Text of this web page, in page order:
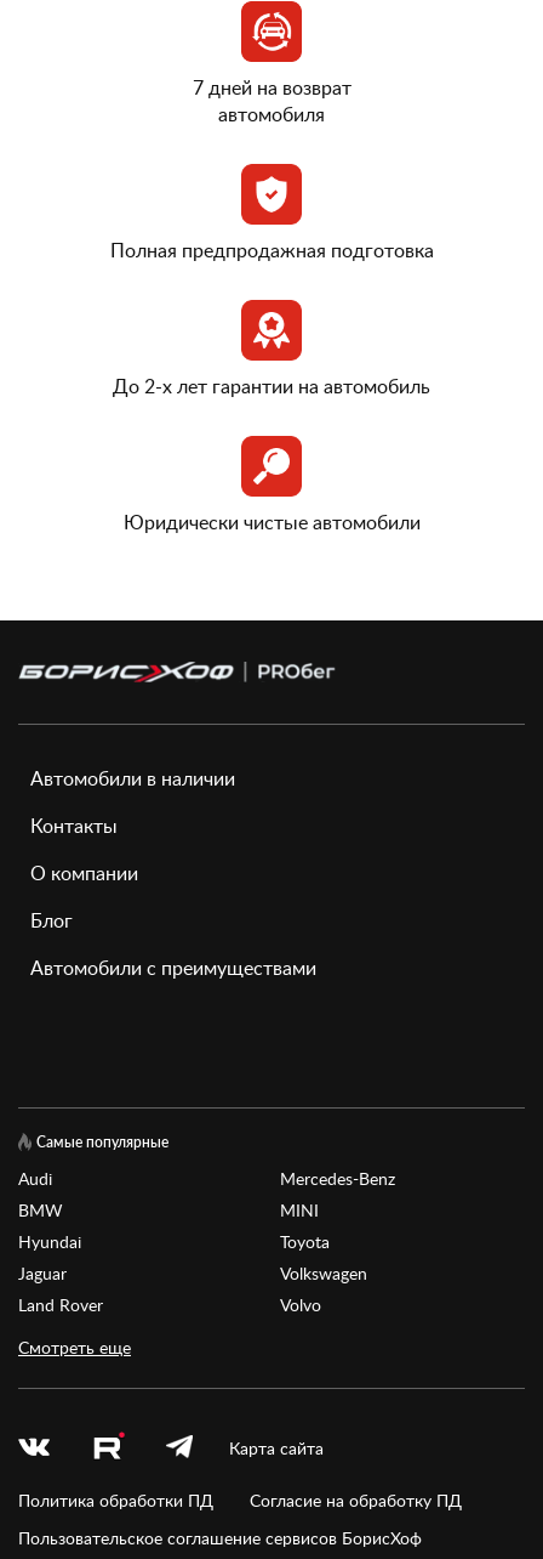
7 дней на возврат
автомобиля
Полная предпродажная подготовка
До 2-х лет гарантии на автомобиль
Юридически чистые автомобили
Автомобили в наличии
Контакты
О компании
Блог
Автомобили с преимуществами
Самые популярные
Audi
BMW
Hyundai
Jaguar
Land Rover
Mercedes-Benz
MINI
Toyota
Volkswagen
Volvo
Смотреть еще
Карта сайта
Политика обработки ПД
Согласие на обработку ПД
Пользовательское соглашение сервисов БорисХоф